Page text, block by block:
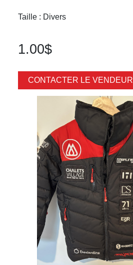
Taille : Divers
1.00$
CONTACTER LE VENDEUR